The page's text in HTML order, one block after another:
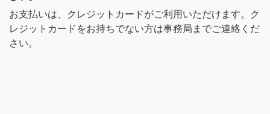
お支払いは、クレジットカードがご利用いただけます。ク
レジットカードをお持ちでない方は事務局までご連絡くだ
さい。